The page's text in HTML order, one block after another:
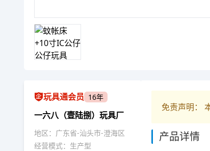
玩具通会员 16年
一六八（壹陆捌）玩具厂
地区：广东省-汕头市-澄海区
经营模式：生产型
免责声明：
产品详情